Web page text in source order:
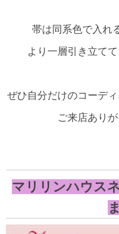
帯は同系色で入れ
より一層引き立て
ぜひ自分だけのコーデ
ご来店あり
マリリンハウス